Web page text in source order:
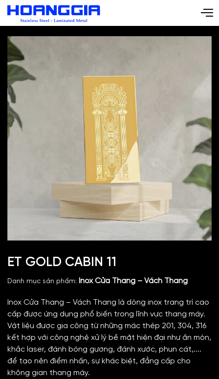
ET GOLD CABIN 11
Danh mục sản phẩm: Inox Cửa Thang – Vách Thang
Inox Cửa Thang – Vách Thang là dòng inox trang trí cao
cấp được ứng dụng phổ biến trong lĩnh vực thang máy.
Vật liệu được gia công từ những mác thép 201, 304, 316
kết hợp với công nghệ xử lý bề mặt hiện đại như ăn mòn,
khắc laser, đánh bóng gương, đánh xước, phun cát,....
để tạo nên điểm nhấn, sự khác biệt, đẳng cấp cho
không gian thang máy.